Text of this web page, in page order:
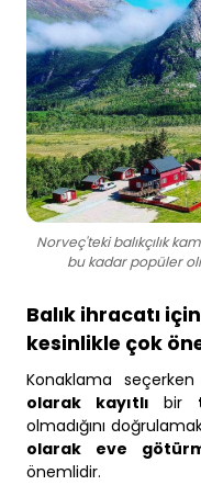
Norveç'teki balıkçılık
bu kadar popüler
Balık ihracatı
kesinlikle çok
Konaklama
olarak kayıtlı bir
olmadığını
olarak eve
önemlidir.